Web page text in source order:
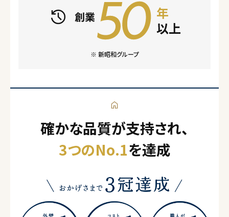
※ 新昭和グループ
確かな品質が支持され、
3つのNo.1を達成